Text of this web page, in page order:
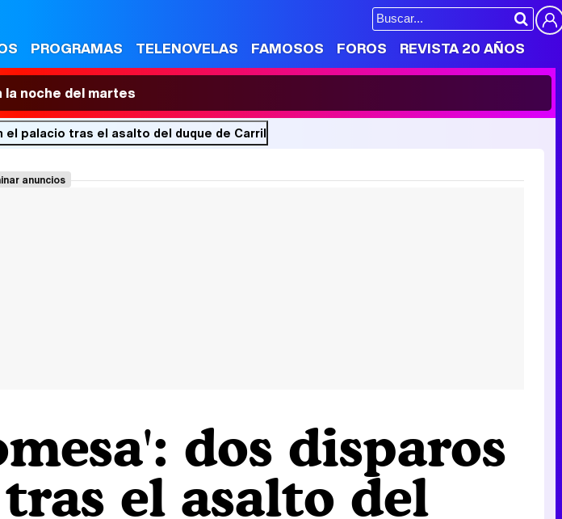
PROGRAMAS TELENOVELAS FAMOSOS FOROS REVISTA 20 AÑOS
la noche del martes
palacio tras el asalto del duque de Carril
anuncios
dos disparos
el asalto del